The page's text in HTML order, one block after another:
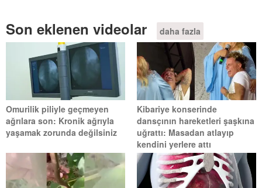
Son eklenen videolar daha fazla
Omurilik piliyle geçmeyen
ağrılara son: Kronik ağrıyla
yaşamak zorunda değilsiniz
Kibariye konserinde
dansçının hareketleri şaşkına
uğrattı: Masadan atlayıp
kendini yerlere attı